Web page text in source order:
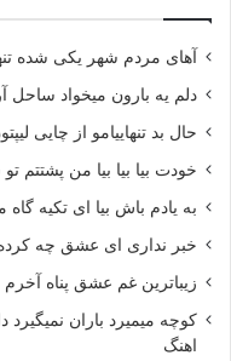
آهای مردم شهر یکی شده
دلم یه بارون میخواد ساحل
حال بد تنهاییامو از چایی
خودت بیا بیا بیا من پشتتم
به یادم باش بیا ای تکیه
خبر نداری ای عشق چه کرده
زیباترین غم عشق پناه
کوچه میمیرد باران نمیگیرد
اهنگ